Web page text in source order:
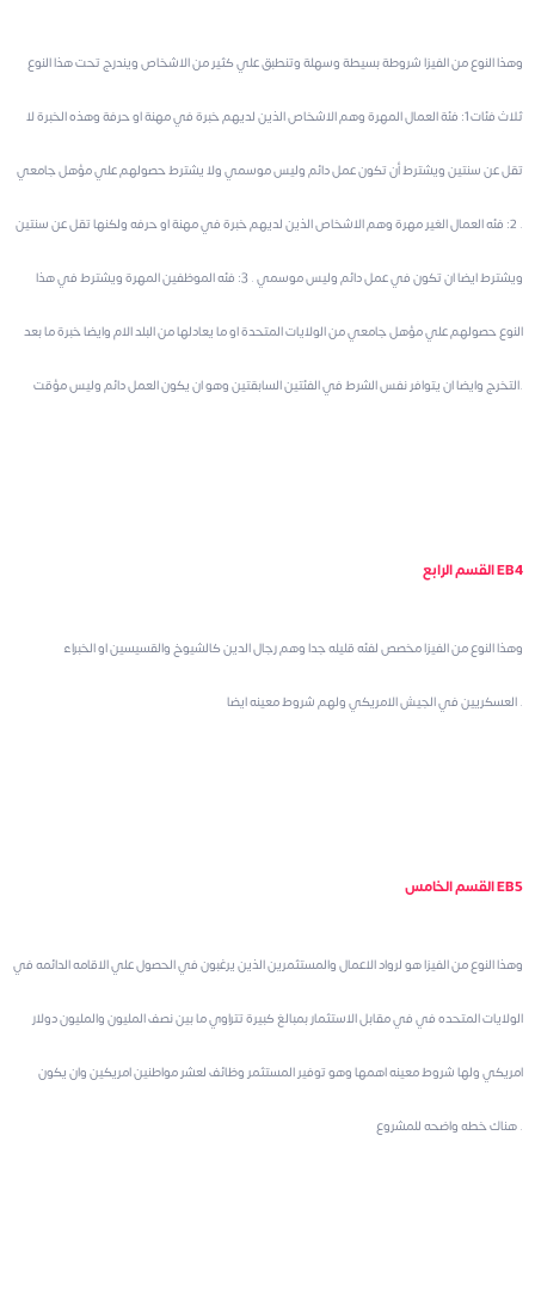
وهذا النوع من الفيزا شروطة بسيطة وسهلة وتنطبق علي كثير من الاشخاص ويندرج تحت هذا النوع
ثلاث فئات 1: فئة العمال المهرة وهم الاشخاص الذين لديهم خبرة في مهنة او حرفة وهذه الخبرة لا
تقل عن سنتين ويشترط أن تكون عمل دائم وليس موسمي ولا يشترط حصولهم علي مؤهل جامعي
. 2: فئه العمال الغير مهرة وهم الاشخاص الذين لديهم خبرة في مهنة او حرفه ولكنها تقل عن سنتين
ويشترط ايضا ان تكون في عمل دائم وليس موسمي . 3: فئه الموظفين المهرة ويشترط في هذا
النوع حصولهم علي مؤهل جامعي من الولايات المتحدة او ما يعادلها من البلد الام وايضا خبرة ما بعد
التخرج وايضا ان يتوافر نفس الشرط في الفئتين السابقتين وهو ان يكون العمل دائم وليس مؤقت.
القسم الرابع EB4
وهذا النوع من الفيزا مخصص لفئه قليله جدا وهم رجال الدين كالشيوخ والقسيسين او الخبراء
العسكريين في الجيش الامريكي ولهم شروط معينه ايضا .
القسم الخامس EB5
وهذا النوع من الفيزا هو لرواد الاعمال والمستثمرين الذين يرغبون في الحصول علي الاقامه الدائمه في
الولايات المتحده في في مقابل الاستثمار بمبالغ كبيرة تتراوي ما بين نصف المليون والمليون دولار
امريكي ولها شروط معينه اهمها وهو توفير المستثمر وظائف لعشر مواطنين امريكين وان يكون
هناك خطه واضحه للمشروع .